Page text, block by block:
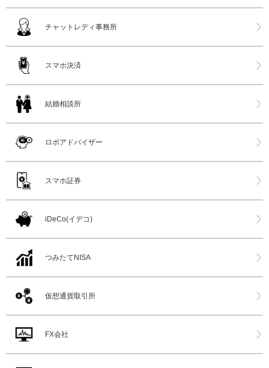
チャットレディ事務所
スマホ決済
結婚相談所
ロボアドバイザー
スマホ証券
iDeCo(イデコ)
つみたてNISA
仮想通貨取引所
FX会社